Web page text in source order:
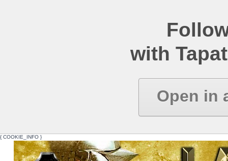
with
Open in
{ COOKIE_INFO }